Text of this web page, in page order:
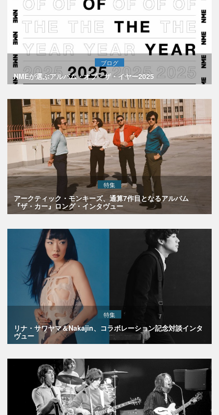
ブログ
NMEが選ぶアルバム・オブ・ザ・イヤー2025
特集
アークティック・モンキーズ、通算7作目となるアルバム
『ザ・カー』ロング・インタヴュー
特集
リナ・サワヤマ＆Nakajin、コラボレーション記念対談インタ
ヴュー